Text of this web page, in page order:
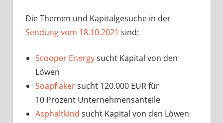
Die Themen und Kapitalgesuche in der
Sendung vom 18.10.2021 sind:
Scooper Energysucht Kapital von den
Löwen
Soapflakersucht 120.000 EUR für
10 Prozent Unternehmensanteile
Asphaltkind sucht Kapital von den Löwen